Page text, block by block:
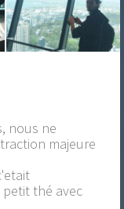
nous ne
majeure
petit thé avec